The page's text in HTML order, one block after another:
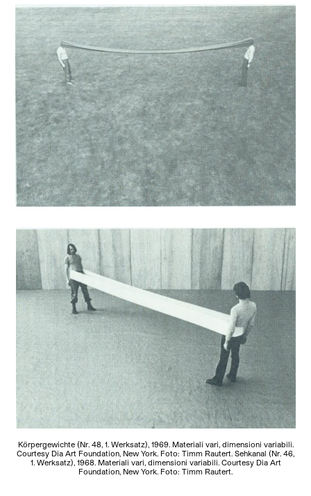
Körpergewichte (Nr. 48, 1. Werksatz), 1969. Materiali vari, dimensioni variabili.
Courtesy Dia Art Foundation, New York. Foto: Timm Rautert. Sehkanal (Nr. 46,
1. Werksatz), 1968. Materiali vari, dimensioni variabili. Courtesy Dia Art
Foundation, New York. Foto: Timm Rautert.